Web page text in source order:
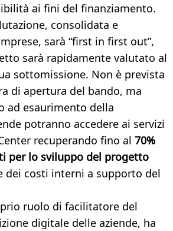
ai fini del finanziamento.
consolidata e
sarà “first in first out”,
sarà rapidamente valutato al
sottomissione. Non è prevista
di apertura del bando, ma
ad esaurimento della
potranno accedere ai servizi
recuperando fino al 70%
per lo sviluppo del progetto
dei costi interni a supporto del
ruolo di facilitatore del
digitale delle aziende, ha